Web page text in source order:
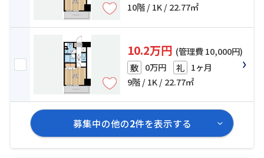
10階 / 1K / 22.77㎡
10.2万円 (管理費 10,000円)
敷 0万円 礼 1ヶ月
9階 / 1K / 22.77㎡
募集中の他の2件を表示する